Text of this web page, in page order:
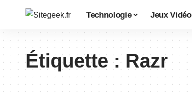
Technologie Jeux Vidéo
Étiquette : Razr